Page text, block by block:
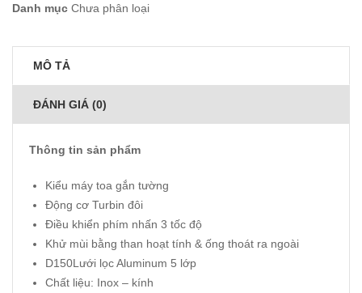
Danh mục Chưa phân loại
MÔ TẢ
ĐÁNH GIÁ (0)
Thông tin sản phẩm
Kiểu máy toa gắn tường
Động cơ Turbin đôi
Điều khiển phím nhấn 3 tốc độ
Khử mùi bằng than hoạt tính & ống thoát ra ngoài
D150Lưới lọc Aluminum 5 lớp
Chất liệu: Inox – kính